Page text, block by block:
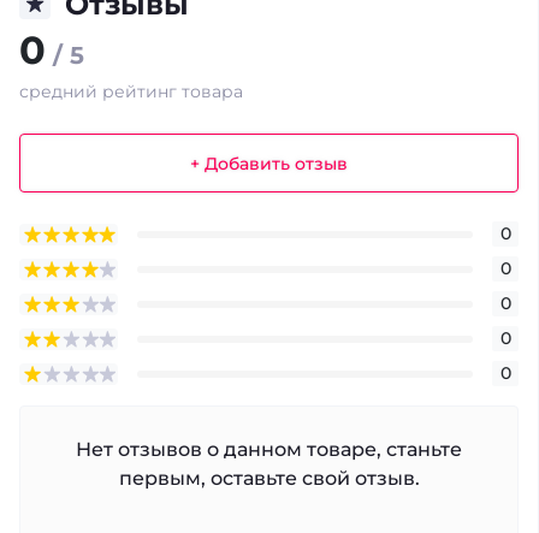
0 / 5
средний рейтинг товара
+ Добавить отзыв
0
0
0
0
0
Нет отзывов о данном товаре, станьте
первым, оставьте свой отзыв.